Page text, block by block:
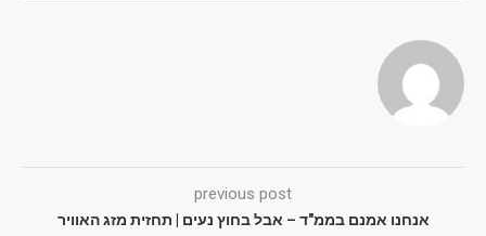
previous post
אנחנו אמנם בממ"ד – אבל בחוץ נעים | תחזית מזג האוויר